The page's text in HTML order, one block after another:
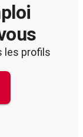
les profils